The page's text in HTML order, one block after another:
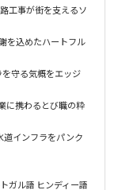
工事が街を支えるソ
を込めたハートフル
守る気概をエッジ
に携わるとび職の粋
道インフラをパンク
ガル語 ヒンディー語